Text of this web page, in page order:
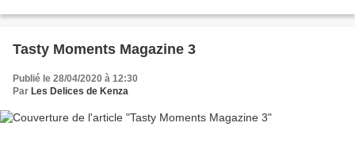
Tasty Moments Magazine 3
Publié le 28/04/2020 à 12:30
Par Les Delices de Kenza